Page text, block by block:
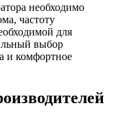
необходимо
частоту
для
выбор
и комфортное